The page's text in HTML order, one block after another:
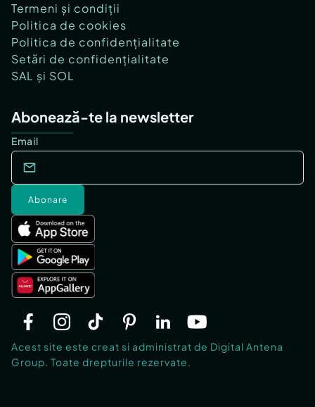
Termeni și condiții
Politica de cookies
Politica de confidențialitate
Setări de confidențialitate
SAL și SOL
Abonează-te la newsletter
Email
Abonare
Acest site este creat si administrat de Digital Antena
Group. Toate drepturile rezervate.